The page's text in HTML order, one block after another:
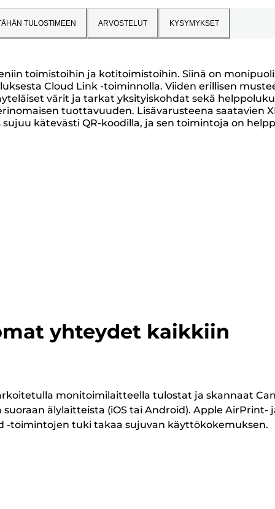
TULOSTIMEEN ARVOSTELUT KYSYMYKSET
toimistoihin ja kotitoimistoihin. Siinä on
Cloud Link -toiminnolla. Viiden erillisen
värit ja tarkat yksityiskohdat sekä
tuottavuuden. Lisävarusteena saatavien
kätevästi QR-koodilla, ja sen toimintoja on
yhteydet kaikkiin
monitoimilaitteella tulostat ja skannaat
suoraan älylaitteista (iOS tai Android). Apple AirPrint-
-toimintojen tuki takaa sujuvan käyttökokemuksen.